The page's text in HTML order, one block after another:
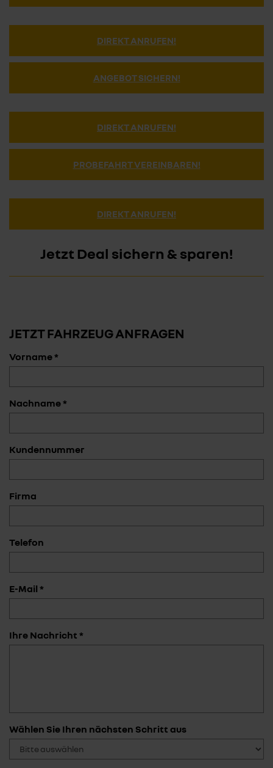
DIREKT ANRUFEN!
ANGEBOT SICHERN!
DIREKT ANRUFEN!
PROBEFAHRT VEREINBAREN!
DIREKT ANRUFEN!
Jetzt Deal sichern & sparen!
JETZT FAHRZEUG ANFRAGEN
Vorname *
Nachname *
Kundennummer
Firma
Telefon
E-Mail *
Ihre Nachricht *
Wählen Sie Ihren nächsten Schritt aus